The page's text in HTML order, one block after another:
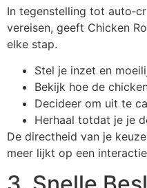
In tegenstelling tot
vereisen, geeft Chicken
elke stap.
Stel je inzet en
Bekijk hoe de
Decideer om uit te
Herhaal totdat je je
De directheid van je
meer lijkt op een